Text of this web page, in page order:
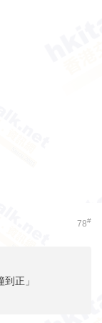
78#
正」